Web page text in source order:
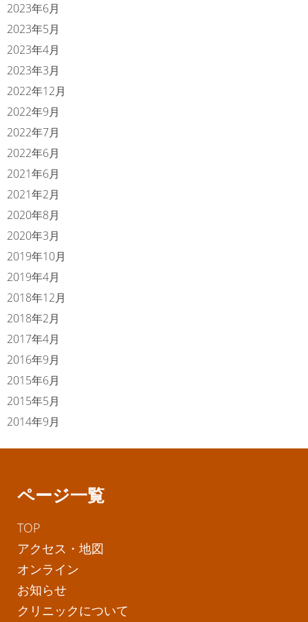
2023年6月
2023年5月
2023年4月
2023年3月
2022年12月
2022年9月
2022年7月
2022年6月
2021年6月
2021年2月
2020年8月
2020年3月
2019年10月
2019年4月
2018年12月
2018年2月
2017年4月
2016年9月
2015年6月
2015年5月
2014年9月
ページ一覧
TOP
アクセス・地図
オンライン
お知らせ
クリニックについて